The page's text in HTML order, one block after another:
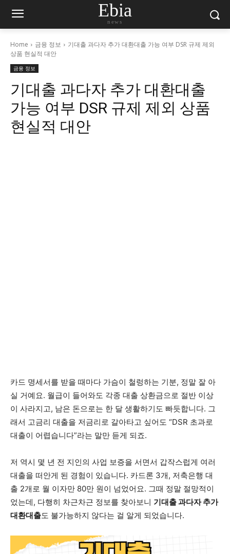
Ebia
news
Home 금융 정보
기대출 과다자 추가 대환대출 가능 여부 DSR 규제 제외
상품 현실적 대안
금융 정보
기대출 과다자 추가 대환대출
가능 여부 DSR 규제 제외 상품
현실적 대안
카드 명세서를 받을 때마다 가슴이 철렁하는 기분, 정말 잘 아
실 거예요. 월급이 들어와도 각종 대출 상환금으로 절반 이상
이 사라지고, 남은 돈으로는 한 달 생활하기도 빠듯합니다. 그
래서 고금리 대출을 저금리로 갈아타고 싶어도 “DSR 초과로
대출이 어렵습니다”라는 말만 듣게 되죠.
저 역시 몇 년 전 지인의 사업 보증을 서면서 갑작스럽게 여러
대출을 떠안게 된 경험이 있습니다. 카드론 3개, 저축은행 대
출 2개로 월 이자만 80만 원이 넘었어요. 그때 정말 절망적이
었는데, 다행히 차근차근 정보를 찾아보니 기대출 과다자 추가
대환대출도 불가능하지 않다는 걸 알게 되었습니다.